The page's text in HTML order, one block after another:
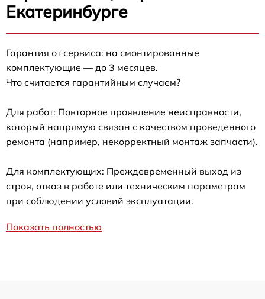
Екатеринбурге
Гарантия от сервиса: на смонтированные
комплектующие — до 3 месяцев.
Что считается гарантийным случаем?
Для работ: Повторное проявление неисправности,
который напрямую связан с качеством проведенного
ремонта (например, некорректный монтаж запчасти).
Для комплектующих: Преждевременный выход из
строя, отказ в работе или техническим параметрам
при соблюдении условий эксплуатации.
Показать полностью